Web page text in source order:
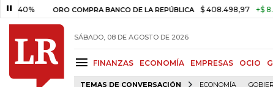
ORO COMPRA BANCO DE LA REPÚBLICA $ 408.498,97 +$ 8.753,81
SÁBADO, 08 DE AGOSTO DE 2026
FINANZAS ECONOMÍA EMPRESAS OCIO
TEMAS DE CONVERSACIÓN ECONOMÍA